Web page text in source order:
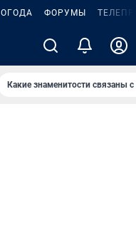
ФОРУМЫ
Какие знаменитости связаны